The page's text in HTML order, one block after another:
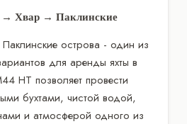
Хвар → Паклинские
острова - один из
для аренды яхты в
HT позволяет провести
бухтами, чистой водой,
и атмосферой одного из